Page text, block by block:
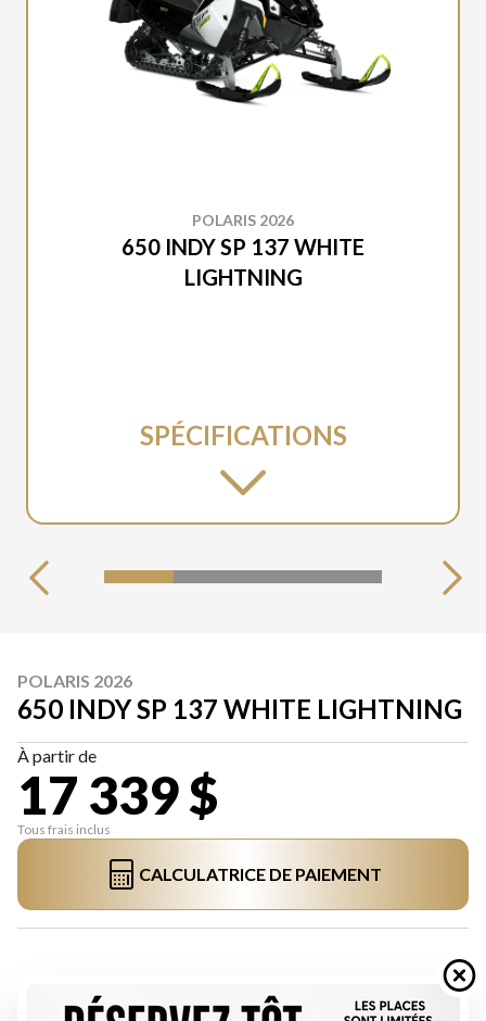
POLARIS 2026
650 INDY SP 137 WHITE
LIGHTNING
SPÉCIFICATIONS
POLARIS 2026
650 INDY SP 137 WHITE LIGHTNING
À partir de
17 339 $
Tous frais inclus
CALCULATRICE DE PAIEMENT